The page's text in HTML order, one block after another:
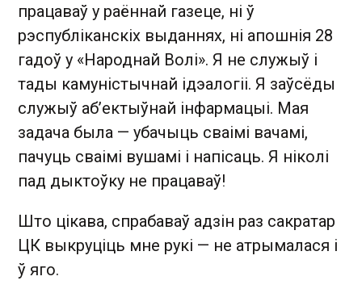
працаваў у раённай газеце, ні ў
рэспубліканскіх выданнях, ні апошнія 28
гадоў у «Народнай Волі». Я не служыў і
тады камуністычнай ідэалогіі. Я заўсёды
служыў аб’ектыўнай інфармацыі. Мая
задача была — убачыць сваімі вачамі,
пачуць сваімі вушамі і напісаць. Я ніколі
пад дыктоўку не працаваў!
Што цікава, спрабаваў адзін раз сакратар
ЦК выкруціць мне рукі — не атрымалася і
ў яго.